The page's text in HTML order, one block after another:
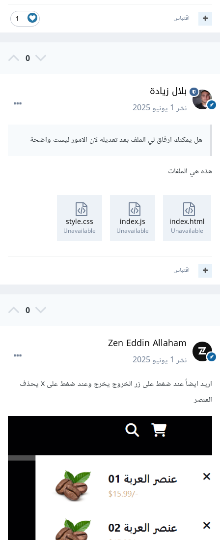
1 اقتباس
0
بلال زيادة
نشر1 يونيو 2025
هل يمكنك ارفاق لي الملف بعد تعديله لان الامور ليست واضحة
هذه هي الملفات
index.html
Unavailable
index.js
Unavailable
style.css
Unavailable
اقتباس
0
Zen Eddin Allaham
نشر1 يونيو 2025
اريد ايضاً عند ضغط على زر الخروج يخرج وعند ضغط على x يحذف
العنصر